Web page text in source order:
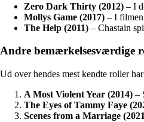
Zero Dark Thirty (2012) – I
Mollys Game (2017) – I
The Help (2011) – Chastain
Andre bemærkelsesværdige
Ud over hendes mest kendte roller
A Most Violent Year (2014) –
The Eyes of Tammy Faye
Scenes from a Marriage